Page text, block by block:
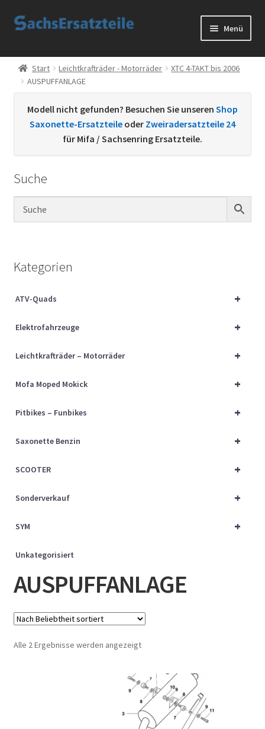
Zur
Zum
Menü
Start
AGB
Datenschutzerklärung
Kontakt
Sachs Ersatzteile
Über uns
Start Leichtkrafträder - Motorräder
XTC 4-TAKT bis 2006
AUSPUFFANLAGE
Modell nicht gefunden? Besuchen Sie unseren Shop
Saxonette-Ersatzteile oder Zweiradersatzteile 24
für Mifa / Sachsenring Ersatzteile.
Suche
Kategorien
+
ATV-Quads
+
Elektrofahrzeuge
+
Leichtkrafträder – Motorräder
+
Mofa Moped Mokick
+
Pitbikes – Funbikes
+
Saxonette Benzin
+
SCOOTER
+
Sonderverkauf
+
SYM
Unkategorisiert
AUSPUFFANLAGE
Alle 2 Ergebnisse werden angezeigtNach